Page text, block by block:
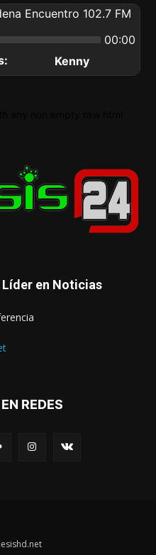
en Noticias
REDES